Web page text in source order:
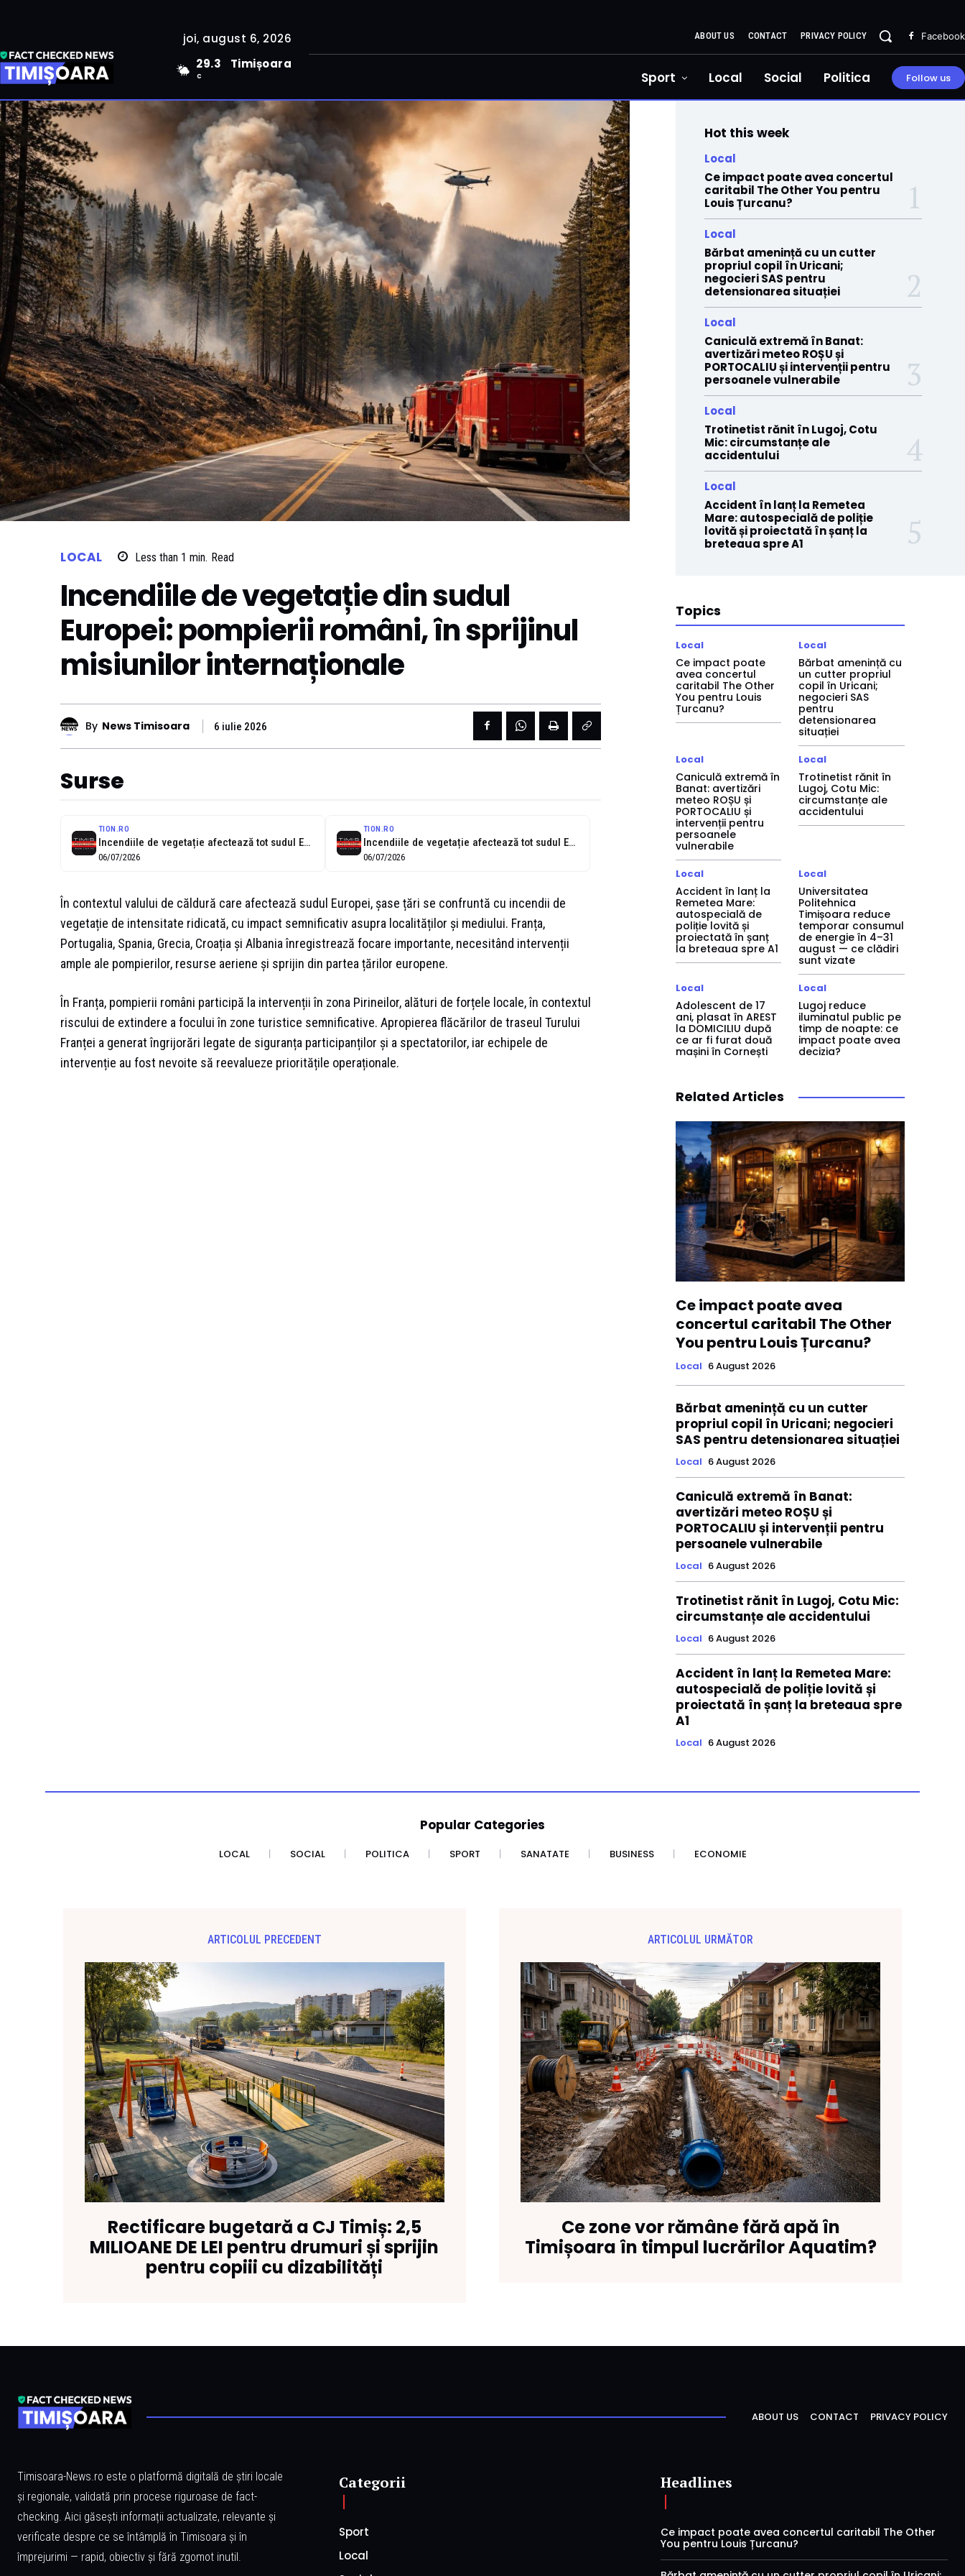
joi, august 6, 2026
29.3
C
Timișoara
ABOUT US CONTACT PRIVACY POLICY Facebook
Sport Local Social Politica Follow us
LOCAL Less than 1 min. Read
Incendiile de vegetație din sudul
Europei: pompierii români, în sprijinul
misiunilor internaționale
By News Timisoara 6 iulie 2026
Surse
TION.RO
Incendiile de vegetație afectează tot sudul Europei. Ajută și pompierii români -...
06/07/2026
TION.RO
Incendiile de vegetație afectează tot sudul Europei. Ajută și pompierii români
06/07/2026
În contextul valului de căldură care afectează sudul Europei, șase țări se confruntă cu incendii de
vegetație de intensitate ridicată, cu impact semnificativ asupra localităților și mediului. Franța,
Portugalia, Spania, Grecia, Croația și Albania înregistrează focare importante, necesitând intervenții
ample ale pompierilor, resurse aeriene și sprijin din partea țărilor europene.
În Franța, pompierii români participă la intervenții în zona Pirineilor, alături de forțele locale, în contextul
riscului de extindere a focului în zone turistice semnificative. Apropierea flăcărilor de traseul Turului
Franței a generat îngrijorări legate de siguranța participanților și a spectatorilor, iar echipele de
intervenție au fost nevoite să reevalueze prioritățile operaționale.
Hot this week
Local
Ce impact poate avea concertul
caritabil The Other You pentru
Louis Țurcanu?
Local
Bărbat amenință cu un cutter
propriul copil în Uricani;
negocieri SAS pentru
detensionarea situației
Local
Caniculă extremă în Banat:
avertizări meteo ROȘU și
PORTOCALIU și intervenții pentru
persoanele vulnerabile
Local
Trotinetist rănit în Lugoj, Cotu
Mic: circumstanțe ale
accidentului
Local
Accident în lanț la Remetea
Mare: autospecială de poliție
lovită și proiectată în șanț la
breteaua spre A1
Topics
Local
Ce impact poate
avea concertul
caritabil The Other
You pentru Louis
Țurcanu?
Local
Bărbat amenință cu
un cutter propriul
copil în Uricani;
negocieri SAS
pentru
detensionarea
situației
Local
Caniculă extremă în
Banat: avertizări
meteo ROȘU și
PORTOCALIU și
intervenții pentru
persoanele
vulnerabile
Local
Trotinetist rănit în
Lugoj, Cotu Mic:
circumstanțe ale
accidentului
Local
Accident în lanț la
Remetea Mare:
autospecială de
poliție lovită și
proiectată în șanț
la breteaua spre A1
Local
Universitatea
Politehnica
Timișoara reduce
temporar consumul
de energie în 4–31
august — ce clădiri
sunt vizate
Local
Adolescent de 17
ani, plasat în AREST
la DOMICILIU după
ce ar fi furat două
mașini în Cornești
Local
Lugoj reduce
iluminatul public pe
timp de noapte: ce
impact poate avea
decizia?
Related Articles
Ce impact poate avea
concertul caritabil The Other
You pentru Louis Țurcanu?
Local 6 August 2026
Bărbat amenință cu un cutter
propriul copil în Uricani; negocieri
SAS pentru detensionarea situației
Local 6 August 2026
Caniculă extremă în Banat:
avertizări meteo ROȘU și
PORTOCALIU și intervenții pentru
persoanele vulnerabile
Local 6 August 2026
Trotinetist rănit în Lugoj, Cotu Mic:
circumstanțe ale accidentului
Local 6 August 2026
Accident în lanț la Remetea Mare:
autospecială de poliție lovită și
proiectată în șanț la breteaua spre
A1
Local 6 August 2026
Popular Categories
LOCAL SOCIAL POLITICA SPORT SANATATE BUSINESS ECONOMIE
ARTICOLUL PRECEDENT
Rectificare bugetară a CJ Timiș: 2,5
MILIOANE DE LEI pentru drumuri și sprijin
pentru copiii cu dizabilități
ARTICOLUL URMĂTOR
Ce zone vor rămâne fără apă în
Timișoara în timpul lucrărilor Aquatim?
ABOUT US CONTACT PRIVACY POLICY
Timisoara-News.ro este o platformă digitală de știri locale
și regionale, validată prin procese riguroase de fact-
checking. Aici găsești informații actualizate, relevante și
verificate despre ce se întâmplă în Timisoara și în
împrejurimi — rapid, obiectiv și fără zgomot inutil.
Categorii
Sport
Local
Headlines
Ce impact poate avea concertul caritabil The Other
You pentru Louis Țurcanu?